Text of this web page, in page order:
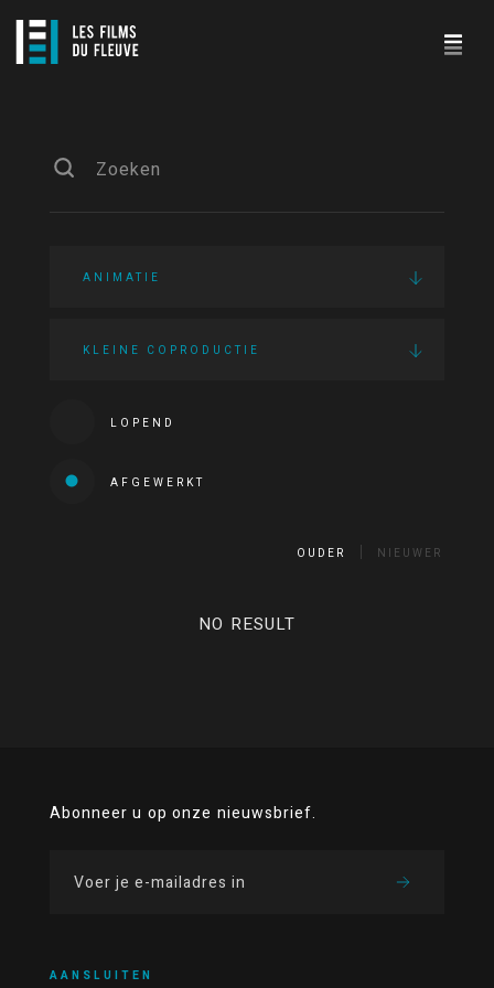
ANIMATIE
KLEINE COPRODUCTIE
LOPEND
AFGEWERKT
OUDER NIEUWER
NO RESULT
Abonneer u op onze nieuwsbrief.
AANSLUITEN